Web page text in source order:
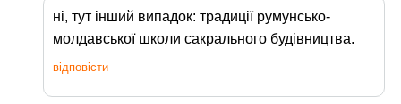
ні, тут інший випадок: традиції румунсько-
молдавської школи сакрального будівництва.
відповісти